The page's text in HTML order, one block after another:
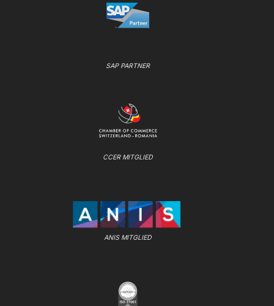
SAP PARTNER
CCER MITGLIED
ANIS MITGLIED